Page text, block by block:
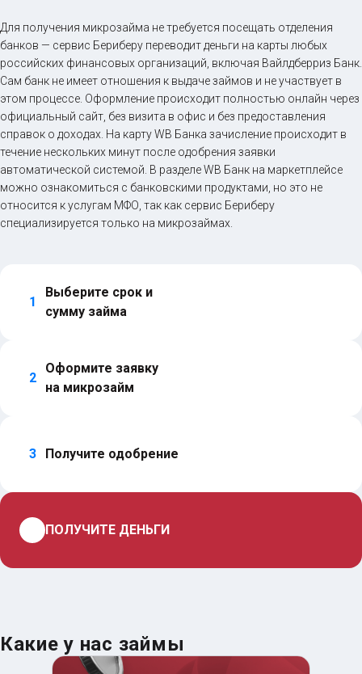
Для получения микрозайма не требуется посещать отделения
банков — сервис Бериберу переводит деньги на карты любых
российских финансовых организаций, включая Вайлдберриз Банк.
Сам банк не имеет отношения к выдаче займов и не участвует в
этом процессе. Оформление происходит полностью онлайн через
официальный сайт, без визита в офис и без предоставления
справок о доходах. На карту WB Банка зачисление происходит в
течение нескольких минут после одобрения заявки
автоматической системой. В разделе WB Банк на маркетплейсе
можно ознакомиться с банковскими продуктами, но это не
относится к услугам МФО, так как сервис Бериберу
специализируется только на микрозаймах.
1
Выберите срок и
сумму займа
2
Оформите заявку
на микрозайм
3 Получите одобрение
ПОЛУЧИТЕ ДЕНЬГИ
Какие у нас займы